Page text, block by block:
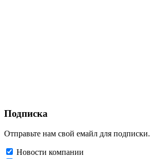
Подписка
Отправьте нам свой емайл для подписки.
Новости компании